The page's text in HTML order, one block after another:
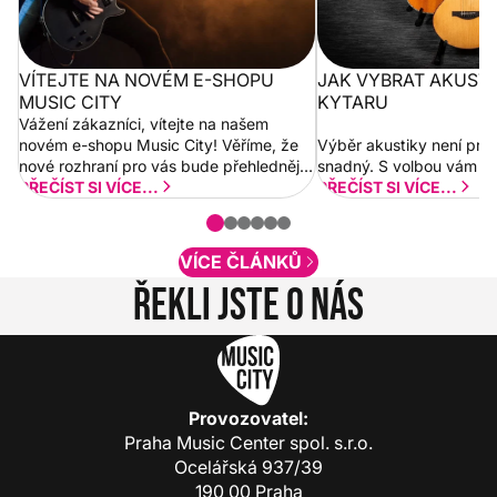
VÍTEJTE NA NOVÉM E-SHOPU
MUSIC CITY
Vážení zákazníci, vítejte na našem
novém e-shopu Music City! Věříme, že
nové rozhraní pro vás bude přehlednější
a rychlejší. Postupně budeme přidávat
PŘEČÍST SI VÍCE...
JAK VYBRAT
KYTARU
Výběr akustiky není pro
snadný. S volbou vám
PŘEČÍST SI VÍCE...
VÍCE ČLÁNKŮ
Řekli jste o nás
Provozovatel:
Praha Music Center spol. s.r.o.
Ocelářská 937/39
190 00 Praha